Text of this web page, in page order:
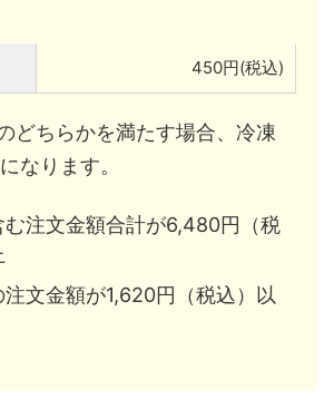
450円(税込)
ちらかを満たす場合、冷凍
なります。
む注文金額合計が6,480円（税
文金額が1,620円（税込）以